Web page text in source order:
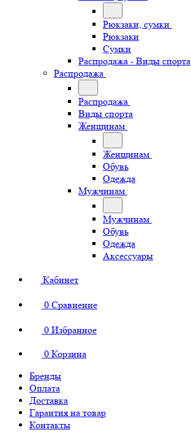
Рюкзаки, сумки
Рюкзаки
Сумки
Распродажа - Виды спорта
Распродажа
Распродажа
Виды спорта
Женщинам
Женщинам
Обувь
Одежда
Мужчинам
Мужчинам
Обувь
Одежда
Аксессуары
Кабинет
0 Сравнение
0 Избранное
0 Корзина
Бренды
Оплата
Доставка
Гарантия на товар
Контакты